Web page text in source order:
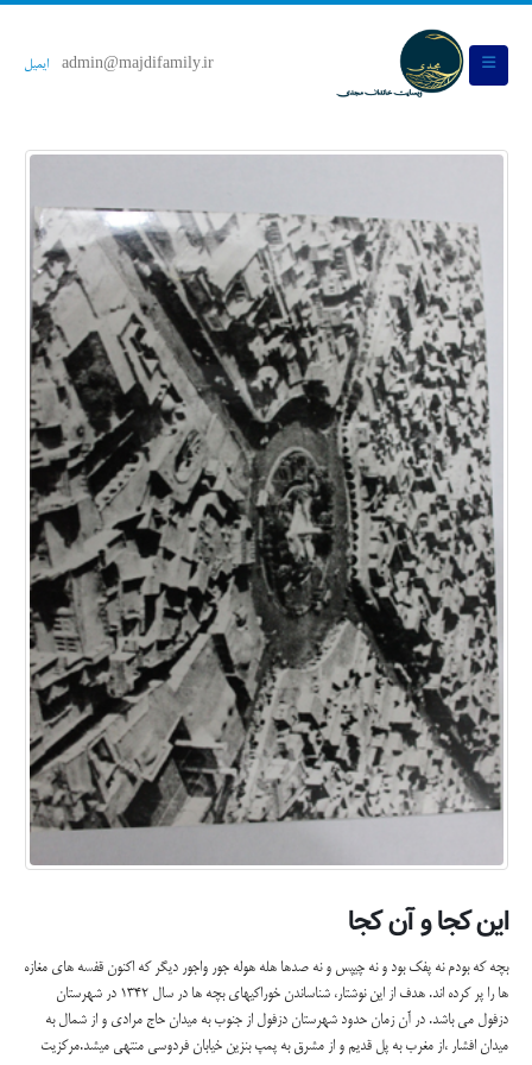
admin@majdifamily.ir ایمیل
این کجا و آن کجا
بچه که بودم نه پفک بود و نه چیپس و نه صدها هله هوله جور واجور دیگر که اکنون قفسه های مغازه
ها را پر کرده اند. هدف از این نوشتار، شناساندن خوراکیهای بچه ها در سال 1342 در شهرستان
دزفول می باشد. در آن زمان حدود شهرستان دزفول از جنوب به میدان حاج مرادی و از شمال به
میدان افشار ،از مغرب به پل قدیم و از مشرق به پمپ بنزین خیابان فردوسی منتهی میشد.مرکزیت